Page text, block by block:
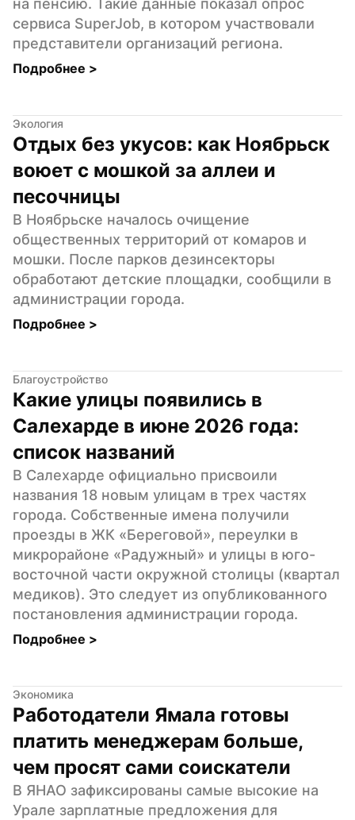
на пенсию. Такие данные показал опрос
сервиса SuperJob, в котором участвовали
представители организаций региона.
Подробнее >
Экология
Отдых без укусов: как Ноябрьск
воюет с мошкой за аллеи и
песочницы
В Ноябрьске началось очищение
общественных территорий от комаров и
мошки. После парков дезинсекторы
обработают детские площадки, сообщили в
администрации города.
Подробнее >
Благоустройство
Какие улицы появились в
Салехарде в июне 2026 года:
список названий
В Салехарде официально присвоили
названия 18 новым улицам в трех частях
города. Собственные имена получили
проезды в ЖК «Береговой», переулки в
микрорайоне «Радужный» и улицы в юго-
восточной части окружной столицы (квартал
медиков). Это следует из опубликованного
постановления администрации города.
Подробнее >
Экономика
Работодатели Ямала готовы
платить менеджерам больше,
чем просят сами соискатели
В ЯНАО зафиксированы самые высокие на
Урале зарплатные предложения для